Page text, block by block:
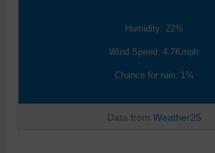
Humidity: 22%
Wind Speed: 4.7Kmph
Chance for rain: 1%
Data from Weather25